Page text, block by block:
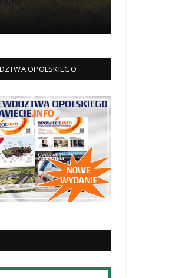
OPOLSKIEGO